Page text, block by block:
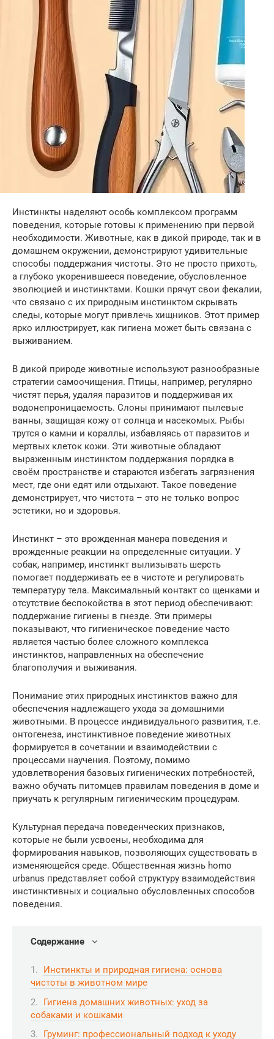
Инстинкты наделяют особь комплексом программ
поведения, которые готовы к применению при первой
необходимости. Животные, как в дикой природе, так и в
домашнем окружении, демонстрируют удивительные
способы поддержания чистоты. Это не просто прихоть,
а глубоко укоренившееся поведение, обусловленное
эволюцией и инстинктами. Кошки прячут свои фекалии,
что связано с их природным инстинктом скрывать
следы, которые могут привлечь хищников. Этот пример
ярко иллюстрирует, как гигиена может быть связана с
выживанием.
В дикой природе животные используют разнообразные
стратегии самоочищения. Птицы, например, регулярно
чистят перья, удаляя паразитов и поддерживая их
водонепроницаемость. Слоны принимают пылевые
ванны, защищая кожу от солнца и насекомых. Рыбы
трутся о камни и кораллы, избавляясь от паразитов и
мертвых клеток кожи. Эти животные обладают
выраженным инстинктом поддержания порядка в
своём пространстве и стараются избегать загрязнения
мест, где они едят или отдыхают. Такое поведение
демонстрирует, что чистота – это не только вопрос
эстетики, но и здоровья.
Инстинкт – это врожденная манера поведения и
врожденные реакции на определенные ситуации. У
собак, например, инстинкт вылизывать шерсть
помогает поддерживать ее в чистоте и регулировать
температуру тела. Максимальный контакт со щенками и
отсутствие беспокойства в этот период обеспечивают:
поддержание гигиены в гнезде. Эти примеры
показывают, что гигиеническое поведение часто
является частью более сложного комплекса
инстинктов, направленных на обеспечение
благополучия и выживания.
Понимание этих природных инстинктов важно для
обеспечения надлежащего ухода за домашними
животными. В процессе индивидуального развития, т.е.
онтогенеза, инстинктивное поведение животных
формируется в сочетании и взаимодействии с
процессами научения. Поэтому, помимо
удовлетворения базовых гигиенических потребностей,
важно обучать питомцев правилам поведения в доме и
приучать к регулярным гигиеническим процедурам.
Культурная передача поведенческих признаков,
которые не были усвоены, необходима для
формирования навыков, позволяющих существовать в
изменяющейся среде. Общественная жизнь homo
urbanus представляет собой структуру взаимодействия
инстинктивных и социально обусловленных способов
поведения.
Содержание
Инстинкты и природная гигиена: основа
чистоты в животном мире
Гигиена домашних животных: уход за
собаками и кошками
Груминг: профессиональный подход к уходу